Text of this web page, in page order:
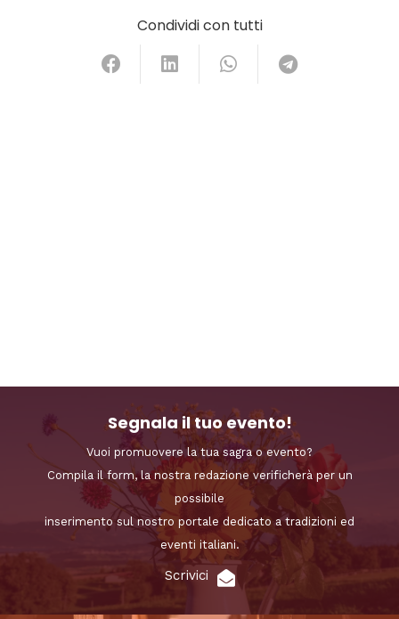
Condividi con tutti
Segnala il tuo evento!
Vuoi promuovere la tua sagra o evento?
Compila il form, la nostra redazione verificherà per un
possibile
inserimento sul nostro portale dedicato a tradizioni ed
eventi italiani.
Scrivici